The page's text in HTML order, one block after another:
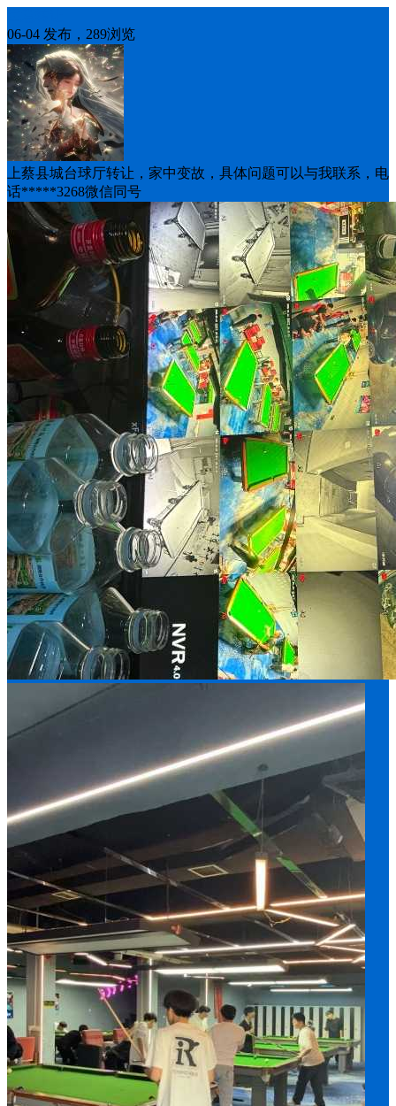
06-04 发布，289浏览
上蔡县城台球厅转让，家中变故，具体问题可以与我联系，电
话*****3268微信同号